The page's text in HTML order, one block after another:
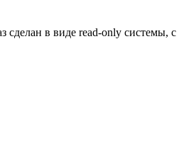
в виде read-only системы,